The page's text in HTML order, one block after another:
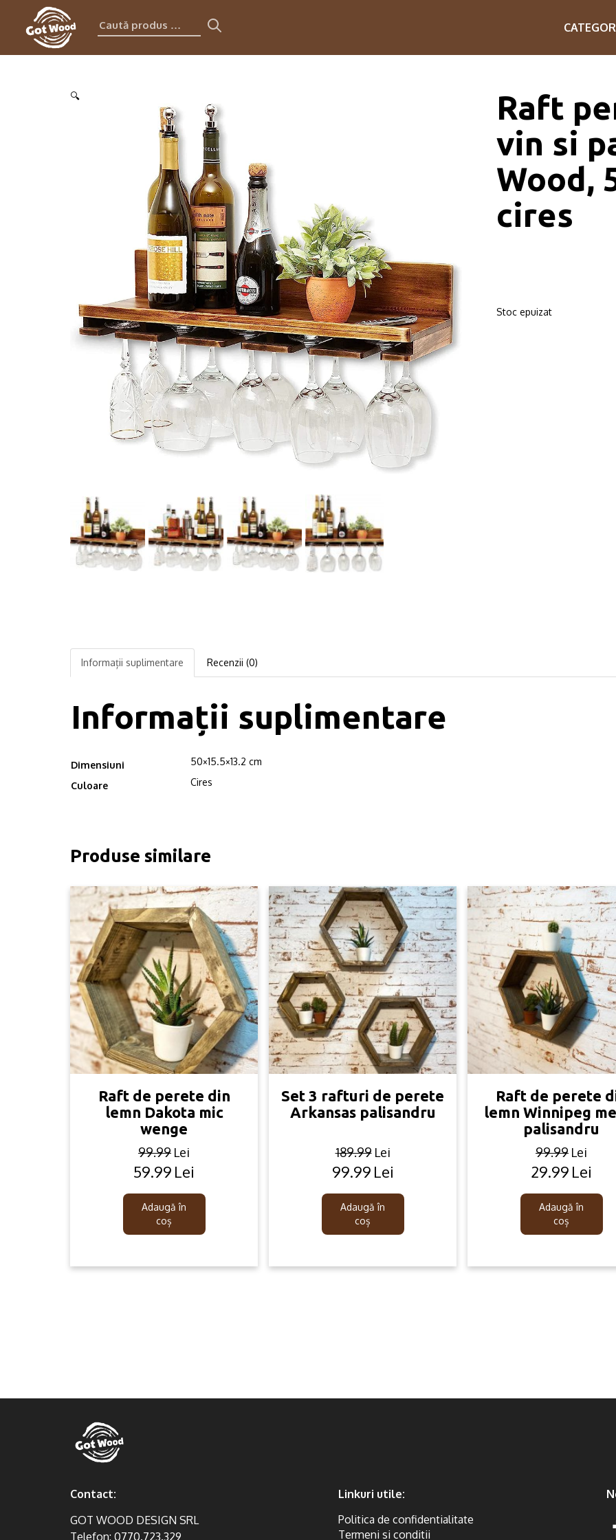
Caută
produs:
🔍
Raft
vin si
Wood,
cires
Stoc epuizat
Informații suplimentare Recenzii (0)
Informații suplimentare
Dimensiuni 50×15.5×13.2 cm
Culoare Cires
Produse similare
Raft de perete din
lemn Dakota mic
wenge
99.99 Lei
Original
was:
99.99lei.
59.99 Lei
Current
is:
59.99lei.
Adaugă în
coș
Set 3 rafturi de perete
Arkansas palisandru
189.99 Lei
Original
was:
189.99lei.
99.99 Lei
Current
is:
99.99lei.
Adaugă în
coș
Raft de perete
lemn Winnipeg
palisandru
99.99 Lei
Original
was:
99.99lei.
29.99 Lei
Current
is:
29.99lei.
Adaugă în
coș
Contact:
GOT WOOD DESIGN SRL
Telefon: 0770.723.329
Linkuri utile:
Politica de confidentialitate
Termeni si conditii